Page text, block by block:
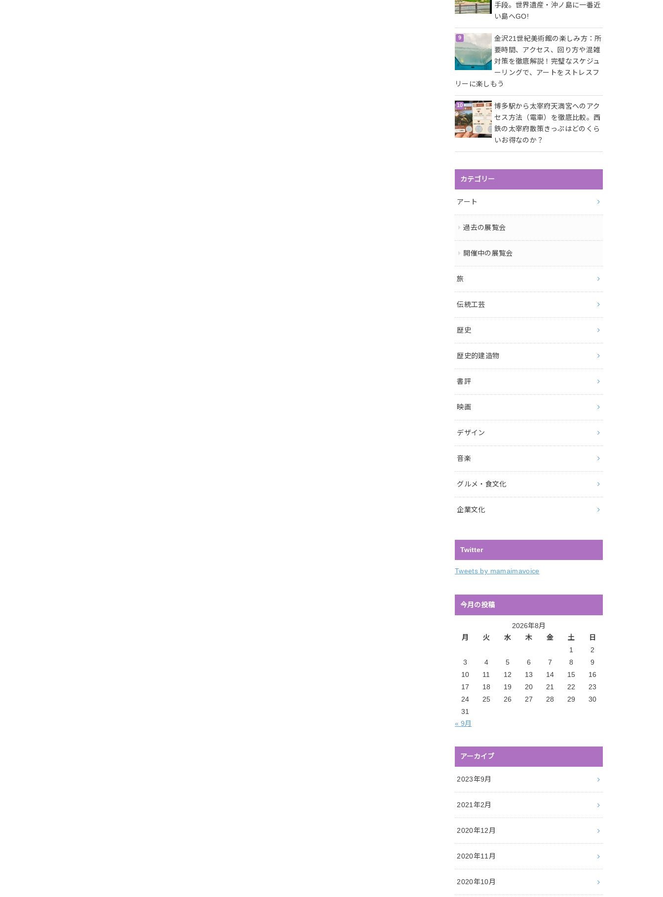
手段。世界遺産・沖ノ島に一番近
い島へGO!
金沢21世紀美術館の楽しみ方：所
要時間、アクセス、回り方や混雑
対策を徹底解説！完璧なスケジュ
ーリングで、アートをストレスフ
リーに楽しもう
博多駅から太宰府天満宮へのアク
セス方法（電車）を徹底比較。西
鉄の太宰府散策きっぷはどのくら
いお得なのか？
カテゴリー
アート
過去の展覧会
開催中の展覧会
旅
伝統工芸
歴史
歴史的建造物
書評
映画
デザイン
音楽
グルメ・食文化
企業文化
Twitter
Tweets by mamaimavoice
今月の投稿
2026年8月
月
火 水 木 金 土
日
1
2
3
4 5 6 7 8
9
10
11 12 13 14 15
16
17
18 19 20 21 22
23
24
25 26 27 28 29
30
31
« 9月
アーカイブ
2023年9月
2021年2月
2020年12月
2020年11月
2020年10月